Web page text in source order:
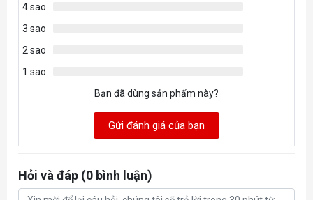
4 sao
3 sao
2 sao
1 sao
Bạn đã dùng sản phẩm này?
Gửi đánh giá của bạn
Hỏi và đáp (0 bình luận)